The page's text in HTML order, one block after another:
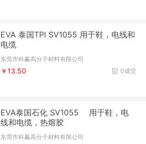
EVA 泰国TPI SV1055 用于鞋，电线和
电缆
东莞市科赢高分子材料有限公司
0成交
￥13.50
EVA泰国石化 SV1055 用于鞋，电
线和电缆，热熔胶
东莞市科赢高分子材料有限公司